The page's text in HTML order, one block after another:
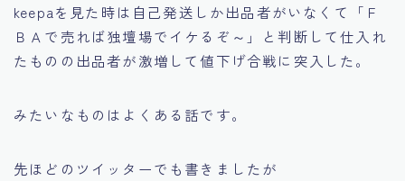
keepaを見た時は自己発送しか出品者がいなくて
「Ｆ
ＢＡで売れば独壇場でイケるぞ～」
と判断して仕入れ
たものの出品者が激増して値下げ合戦に突入した。
みたいなものはよくある話です。
先ほどのツイッターでも書きましたが